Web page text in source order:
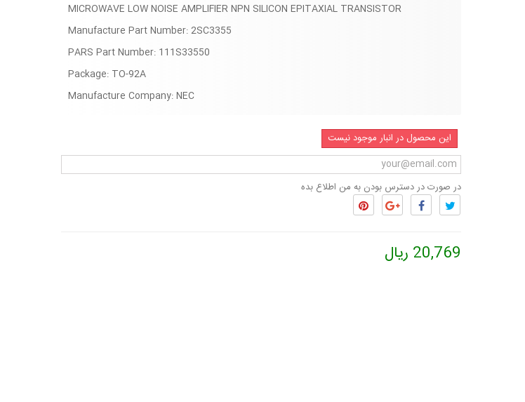
MICROWAVE LOW NOISE AMPLIFIER NPN SILICON EPITAXIAL TRANSISTOR
Manufacture Part Number: 2SC3355
PARS Part Number: 111S33550
Package: TO-92A
Manufacture Company: NEC
این محصول در انبار موجود نیست
در صورت در دسترس بودن به من اطلاع بده
20,769 ریال